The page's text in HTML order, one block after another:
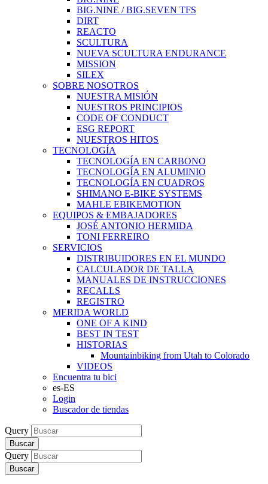
BIG.NINE / BIG.SEVEN TFS
DIRT
REACTO
SCULTURA
NUEVA SCULTURA ENDURANCE
MISSION
SILEX
SOBRE NOSOTROS
NUESTRA MISIÓN
NUESTROS PRINCIPIOS
CODE OF CONDUCT
ESG REPORT
NUESTROS HITOS
TECNOLOGÍA
TECNOLOGÍA EN CARBONO
TECNOLOGÍA EN ALUMINIO
TECNOLOGÍA EN CUADROS
SHIMANO E-BIKE SYSTEMS
MAHLE EBIKEMOTION
EQUIPOS & EMBAJADORES
JOSÉ ANTONIO HERMIDA
TONI FERREIRO
SERVICIOS
DISTRIBUIDORES EN EL MUNDO
CALCULADOR DE TALLA
MANUALES DE INSTRUCCIONES
RECALLS
REGISTRO
MERIDA WORLD
ONE OF A KIND
BEST IN TEST
HISTORIAS
Mountainbiking from Utah to Colorado
VIDEOS
Encuentra tu bici
es-ES
Login
Buscador de tiendas
Query
Buscar
Query
Buscar